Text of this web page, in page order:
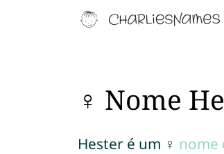
♀ Nome
Hester é um ♀ nome